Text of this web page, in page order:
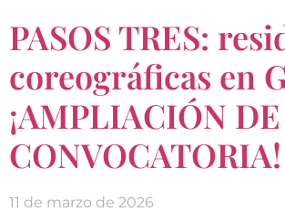
PASOS TRES:
coreográficas en
¡AMPLIACIÓN DE
CONVOCATORIA!
11 de marzo de 2026